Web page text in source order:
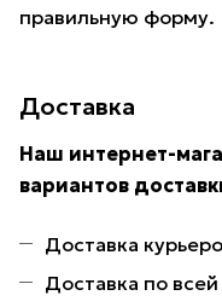
правильную форму.
Доставка
Наш интернет-
вариантов
Доставка
Доставка по